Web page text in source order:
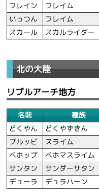
フレイン
フレイム
いっつん
フレイム
スカール
スカルライダー
北の大陸
リブルアーチ地方
名前 種族
どくやん
どくやずきん
プルッピ
スライム
ベホップ
ベホマスライム
サンタン
サンダーサタン
デューラ
デュラハーン